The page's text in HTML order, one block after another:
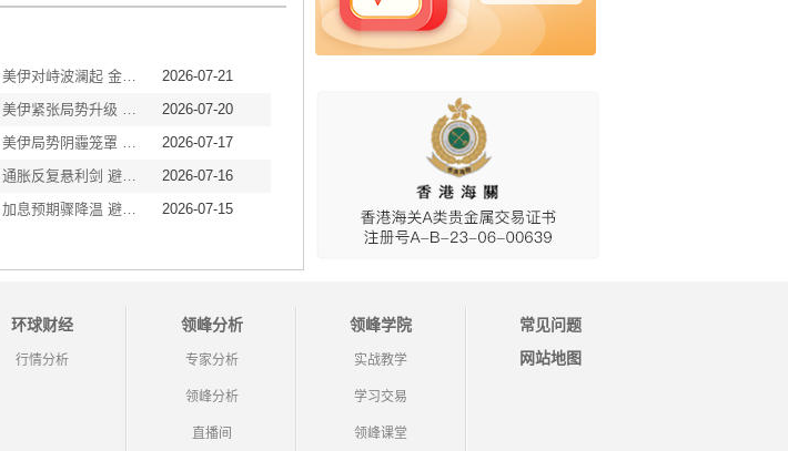
2026-07-21
2026-07-20
2026-07-17
2026-07-16
2026-07-15
环球财经
行情分析
领峰分析
专家分析
领峰分析
直播间
领峰学院
实战教学
学习交易
领峰课堂
常见问题
网站地图